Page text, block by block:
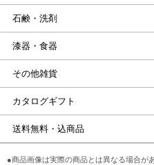
石鹸・洗剤
漆器・食器
その他雑貨
カタログギフト
送料無料・込商品
●商品画像は実際の商品とは異なる場合が